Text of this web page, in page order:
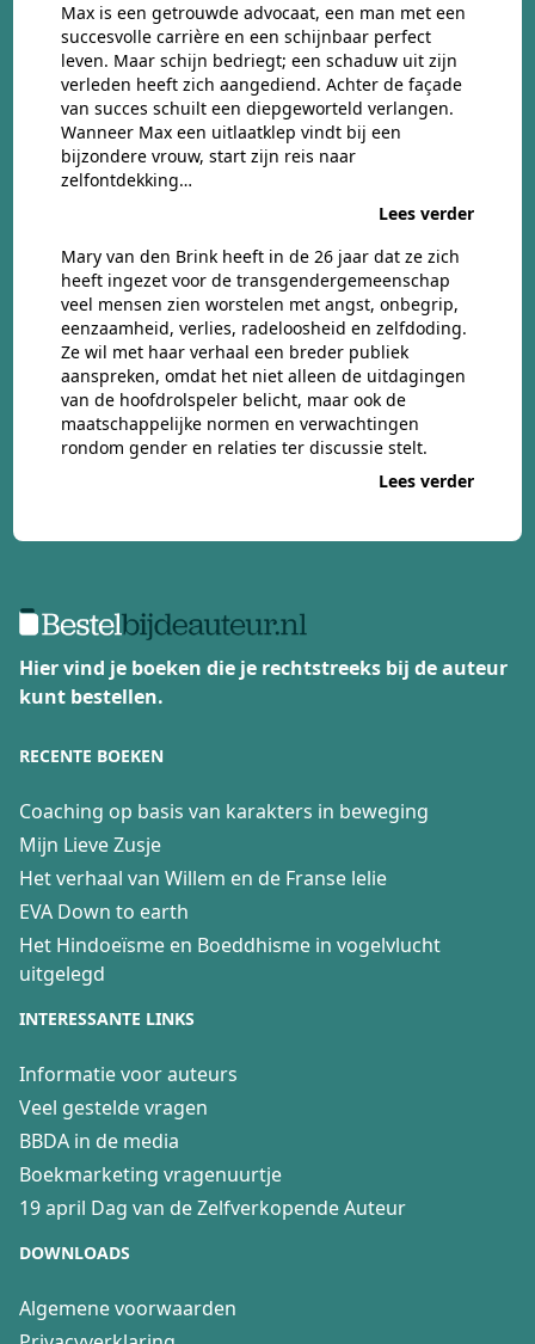
Max is een getrouwde advocaat, een man met een
succesvolle carrière en een schijnbaar perfect
leven. Maar schijn bedriegt; een schaduw uit zijn
verleden heeft zich aangediend. Achter de façade
van succes schuilt een diepgeworteld verlangen.
Wanneer Max een uitlaatklep vindt bij een
bijzondere vrouw, start zijn reis naar
zelfontdekking…
Lees verder
Mary van den Brink heeft in de 26 jaar dat ze zich
heeft ingezet voor de transgendergemeenschap
veel mensen zien worstelen met angst, onbegrip,
eenzaamheid, verlies, radeloosheid en zelfdoding.
Ze wil met haar verhaal een breder publiek
aanspreken, omdat het niet alleen de uitdagingen
van de hoofdrolspeler belicht, maar ook de
maatschappelijke normen en verwachtingen
rondom gender en relaties ter discussie stelt.
Lees verder
Hier vind je boeken die je rechtstreeks bij de auteur
kunt bestellen.
RECENTE BOEKEN
Coaching op basis van karakters in beweging
Mijn Lieve Zusje
Het verhaal van Willem en de Franse lelie
EVA Down to earth
Het Hindoeïsme en Boeddhisme in vogelvlucht
uitgelegd
INTERESSANTE LINKS
Informatie voor auteurs
Veel gestelde vragen
BBDA in de media
Boekmarketing vragenuurtje
19 april Dag van de Zelfverkopende Auteur
DOWNLOADS
Algemene voorwaarden